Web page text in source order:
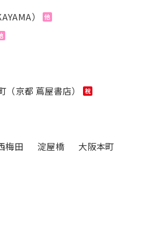
） 他
（京都 蔦屋書店） 祝
梅田 淀屋橋
大阪本町